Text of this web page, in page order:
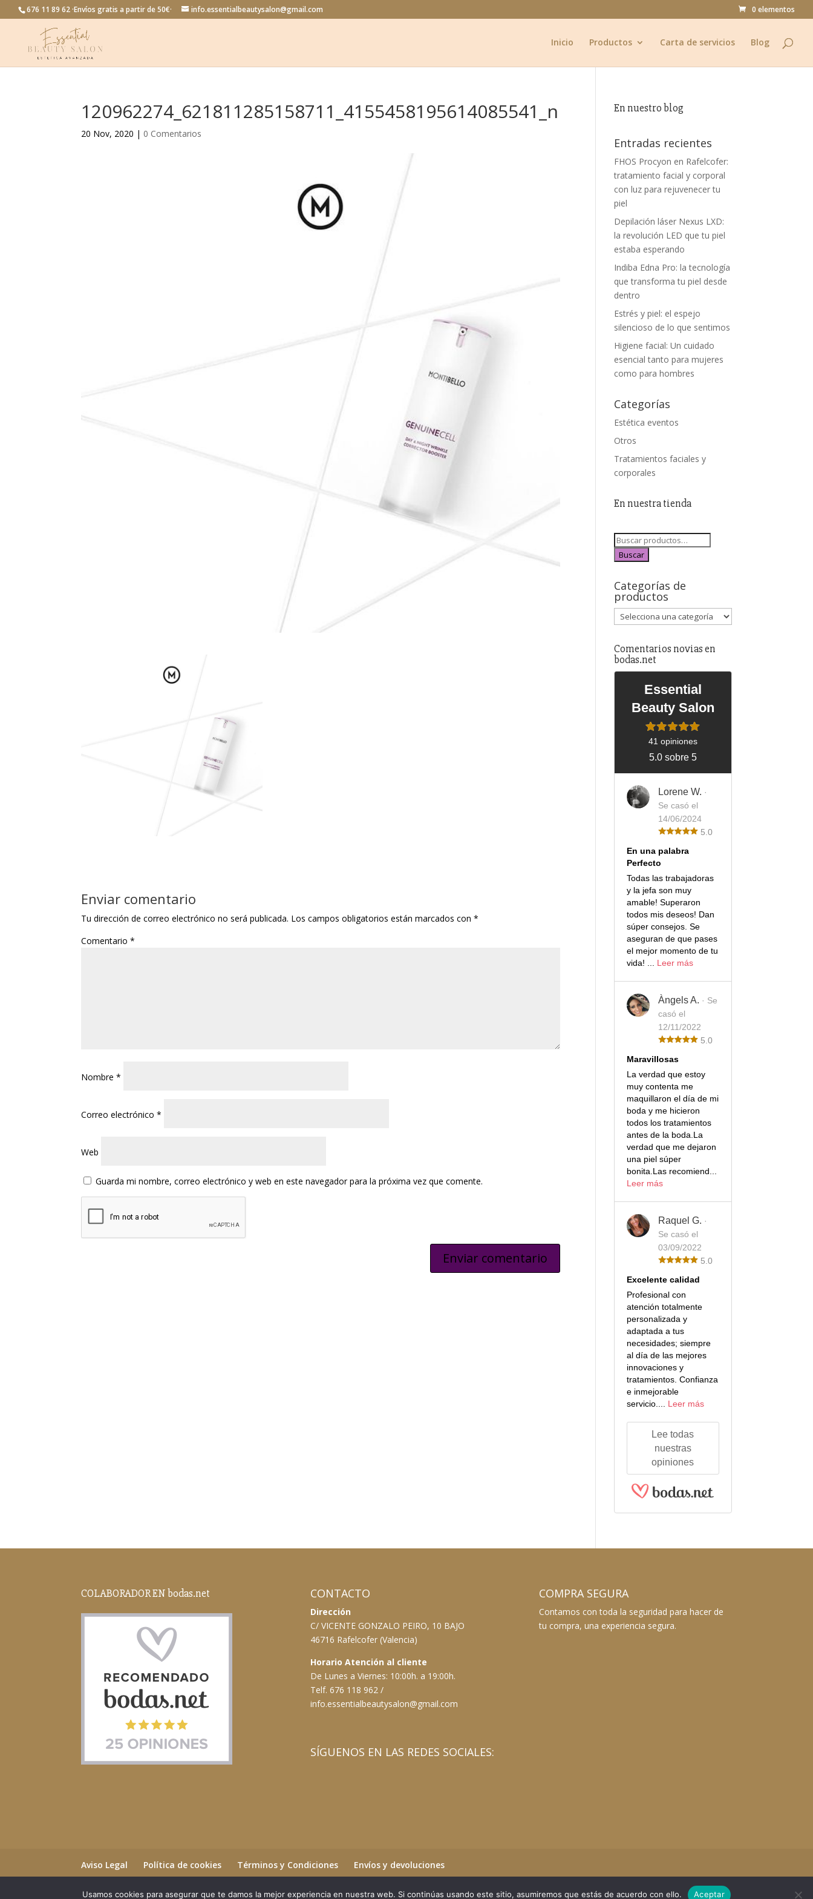
676 11 89 62 ·Envíos gratis a partir de 50€· info.essentialbeautysalon@gmail.com 0 elementos
Inicio Productos Carta de servicios Blog
120962274_621811285158711_4155458195614085541_n
20 Nov, 2020 | 0 Comentarios
Enviar comentario
Tu dirección de correo electrónico no será publicada. Los campos obligatorios están marcados con*
Comentario*
Nombre*
Correo electrónico*
Web
Guarda mi nombre, correo electrónico y web en este navegador para la próxima vez que comente.
En nuestro blog
Entradas recientes
FHOS Procyon en Rafelcofer:
tratamiento facial y corporal
con luz para rejuvenecer tu
piel
Depilación láser Nexus LXD:
la revolución LED que tu piel
estaba esperando
Indiba Edna Pro: la tecnología
que transforma tu piel desde
dentro
Estrés y piel: el espejo
silencioso de lo que sentimos
Higiene facial: Un cuidado
esencial tanto para mujeres
como para hombres
Categorías
Estética eventos
Otros
Tratamientos faciales y
corporales
En nuestra tienda
Buscar
Categorías de
productos
Comentarios novias en
bodas.net
Essential
Beauty Salon
41 opiniones
5.0 sobre 5
Lorene W. ·
Se casó el
14/06/2024
5.0
En una palabra
Perfecto
Todas las trabajadoras
y la jefa son muy
amable! Superaron
todos mis deseos! Dan
súper consejos. Se
aseguran de que pases
el mejor momento de tu
vida! ... Leer más
Àngels A. · Se
casó el
12/11/2022
5.0
Maravillosas
La verdad que estoy
muy contenta me
maquillaron el día de mi
boda y me hicieron
todos los tratamientos
antes de la boda.La
verdad que me dejaron
una piel súper
bonita.Las recomiend...
Leer más
Raquel G. ·
Se casó el
03/09/2022
5.0
Excelente calidad
Profesional con
atención totalmente
personalizada y
adaptada a tus
necesidades; siempre
al día de las mejores
innovaciones y
tratamientos. Confianza
e inmejorable
servicio.... Leer más
Lee todas
nuestras
opiniones
COLABORADOR EN bodas.net CONTACTO
Dirección
C/ VICENTE GONZALO PEIRO, 10 BAJO
46716 Rafelcofer (Valencia)
Horario Atención al cliente
De Lunes a Viernes: 10:00h. a 19:00h.
Telf. 676 118 962 /
info.essentialbeautysalon@gmail.com
SÍGUENOS EN LAS REDES SOCIALES:
COMPRA SEGURA
Contamos con toda la seguridad para hacer de
tu compra, una experiencia segura.
Aviso Legal Política de cookies Términos y Condiciones Envíos y devoluciones
Usamos cookies para asegurar que te damos la mejor experiencia en nuestra web. Si continúas usando este sitio, asumiremos que estás de acuerdo con ello. Aceptar